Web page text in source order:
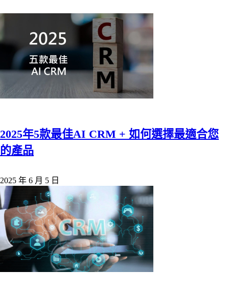
2025年5款最佳AI CRM + 如何選擇最適合您
的產品
2025 年 6 月 5 日